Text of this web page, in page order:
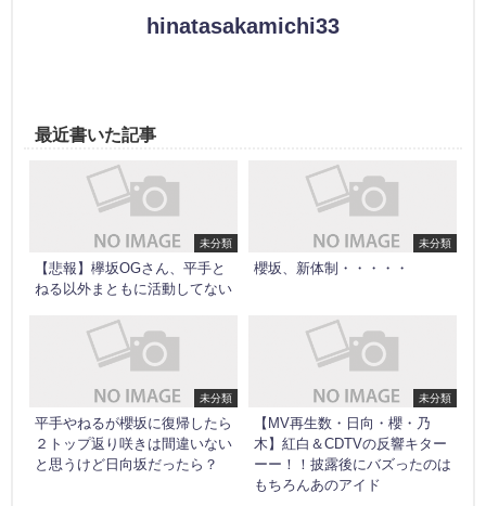
hinatasakamichi33
最近書いた記事
未分類
【悲報】欅坂OGさん、平手と
ねる以外まともに活動してない
未分類
櫻坂、新体制・・・・・
未分類
平手やねるが櫻坂に復帰したら
２トップ返り咲きは間違いない
と思うけど日向坂だったら？
未分類
【MV再生数・日向・櫻・乃
木】紅白＆CDTVの反響キター
ーー！！披露後にバズったのは
もちろんあのアイド